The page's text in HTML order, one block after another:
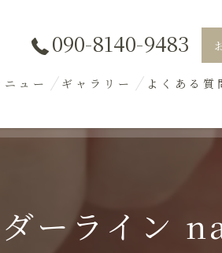
090-8140-9483
ニュー ギャラリー よくある質
ーライン